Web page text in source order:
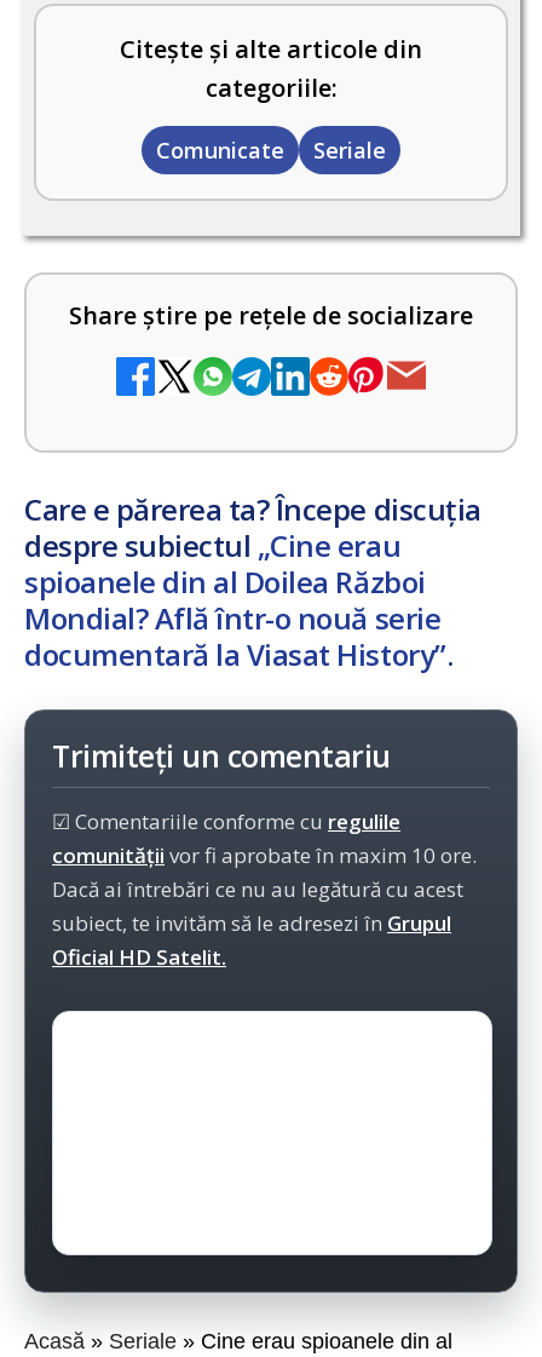
Citește și alte articole din
categoriile:
Comunicate Seriale
Share știre pe rețele de socializare
Care e părerea ta? Începe discuția
despre subiectul „Cine erau
spioanele din al Doilea Război
Mondial? Află într-o nouă serie
documentară la Viasat History”.
Trimiteți un comentariu
☑ Comentariile conforme cu regulile
comunității vor fi aprobate în maxim 10 ore.
Dacă ai întrebări ce nu au legătură cu acest
subiect, te invităm să le adresezi în Grupul
Oficial HD Satelit.
Acasă Seriale
Cine erau spioanele din al